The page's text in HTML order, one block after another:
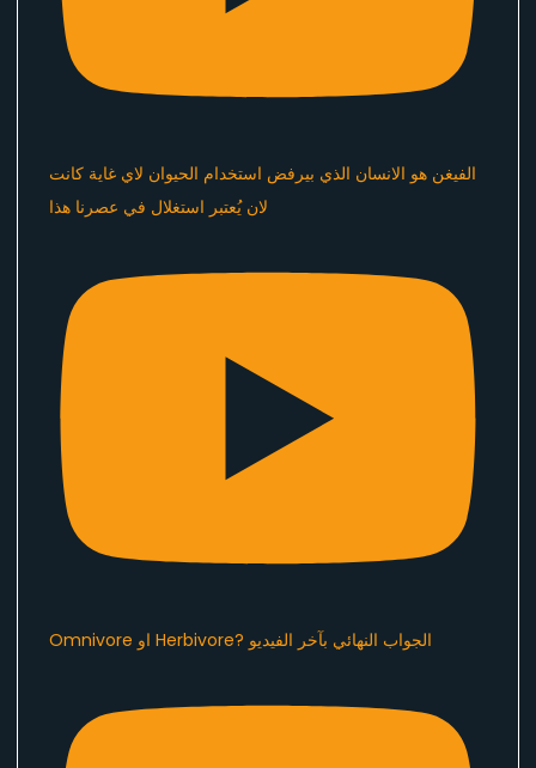
الفيغن هو الانسان الذي بيرفض استخدام الحيوان لاي غاية كانت
Omnivore او Herbivore? الجواب النهائي بآخر الفيديو